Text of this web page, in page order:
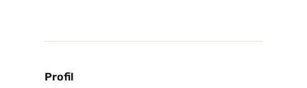
Profil